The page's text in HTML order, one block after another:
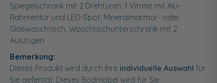
Spiegelschrank mit 2 Drehtüren, 1 Vitrine mit Alu-
Rahmentür und LED-Spot, Mineralmarmor- oder
Glaswaschtisch, Waschtischunterschrank mit 2
Auszügen
Bemerkung:
Dieses Produkt wird durch Ihre individuelle Auswahl für
Sie gefertigt. Dieses Badmöbel wird für Sie